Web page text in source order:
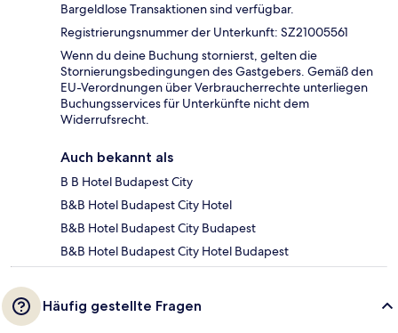
Bargeldlose Transaktionen sind verfügbar.
Registrierungsnummer der Unterkunft: SZ21005561
Wenn du deine Buchung stornierst, gelten die
Stornierungsbedingungen des Gastgebers. Gemäß den
EU-Verordnungen über Verbraucherrechte unterliegen
Buchungsservices für Unterkünfte nicht dem
Widerrufsrecht.
Auch bekannt als
B B Hotel Budapest City
B&B Hotel Budapest City Hotel
B&B Hotel Budapest City Budapest
B&B Hotel Budapest City Hotel Budapest
Häufig gestellte Fragen